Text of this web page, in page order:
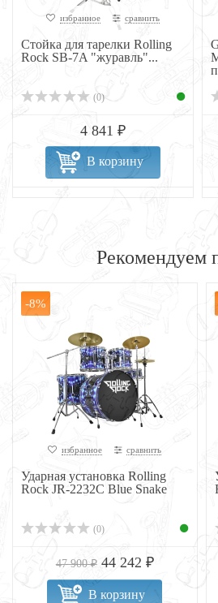
избранное сравнить
Стойка для тарелки Rolling
Rock SB-7A "журавль"...
(0)
4 841 ₽
В корзину
Рекомендуем
-8%
избранное сравнить
Ударная установка Rolling
Rock JR-2232C Blue Snake
(0)
47 900 ₽ 44 242 ₽
В корзину